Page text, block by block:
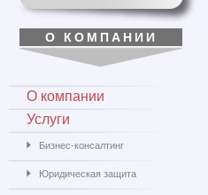
О КОМПАНИИ
О компании
Услуги
Бизнес-консалтинг
Юридическая защита